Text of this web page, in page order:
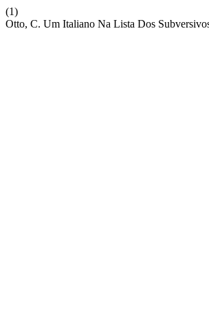
(1)
Otto, C. Um Italiano Na Lista Dos